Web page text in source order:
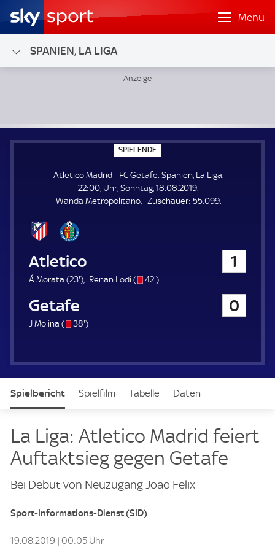
Menü
SPANIEN, LA LIGA
SPIELENDE
P
E
L
E
N
Atletico Madrid - FC Getafe. Spanien, La Liga.
22:00, Uhr, Sonntag, 18.08.2019.
Wanda Metropolitano
Zuschauer: Z
55.099.
Atletico Madrid 1
Á Morata (23'2
i
t
e
) Renan Lodi (
s42'4
t
e
)
FC Getafe 0
J Molina (
s38'3
u
)
Spielbericht Spielfilm Tabelle Daten
La Liga: Atletico Madrid feiert
Auftaktsieg gegen Getafe
Bei Debüt von Neuzugang Joao Felix
Sport-Informations-Dienst (SID)
19.08.2019 | 00:05 Uhr